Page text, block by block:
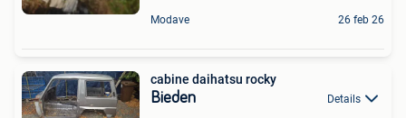
Modave 26 feb 26
cabine daihatsu rocky
Bieden Details